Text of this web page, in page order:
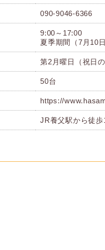
090-9046-6366
9:00～17:00
夏季期間（7月10
第2月曜日（祝日
50台
https://
JR養父駅から徒歩